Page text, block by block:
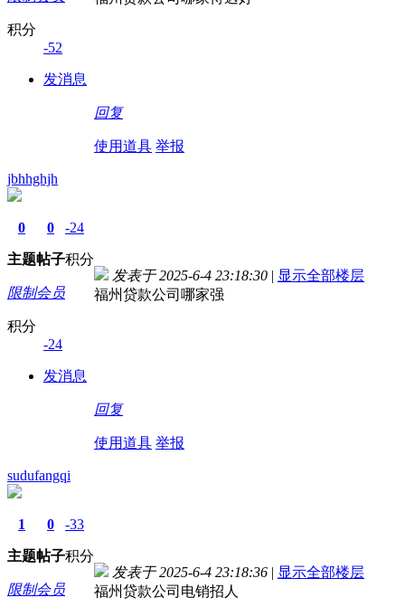
积分
-52
发消息
回复
使用道具 举报
jbhhghjh
0
主题
0
帖子
-24
积分
限制会员
积分
-24
发消息
发表于 2025-6-4 23:18:30 | 显示全部楼层
福州贷款公司哪家强
回复
使用道具 举报
sudufangqi
1
主题
0
帖子
-33
积分
限制会员
发表于 2025-6-4 23:18:36 | 显示全部楼层
福州贷款公司电销招人